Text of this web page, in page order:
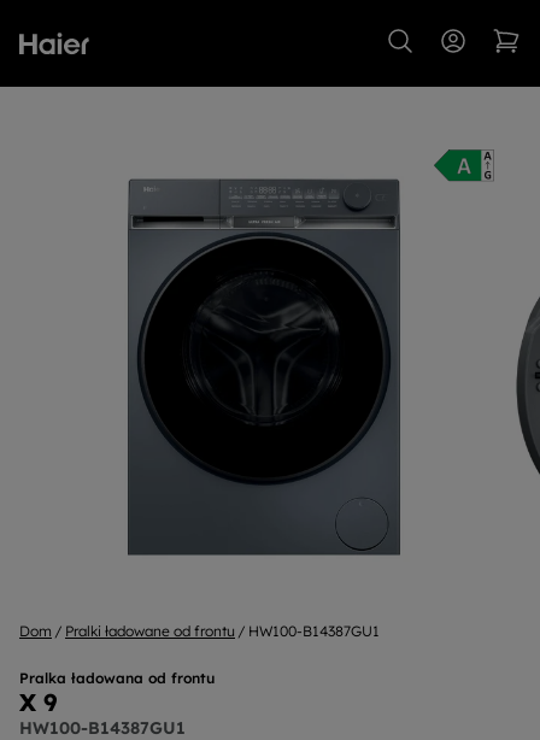
Dom Pralki ładowane od frontu HW100-B14387GU1
Pralka ładowana od frontu
X 9
HW100-B14387GU1